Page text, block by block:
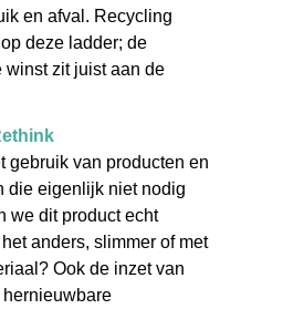
en afval. Recycling
deze ladder; de
winst zit juist aan de
gebruik van producten en
die eigenlijk niet nodig
we dit product echt
anders, slimmer of met
Ook de inzet van